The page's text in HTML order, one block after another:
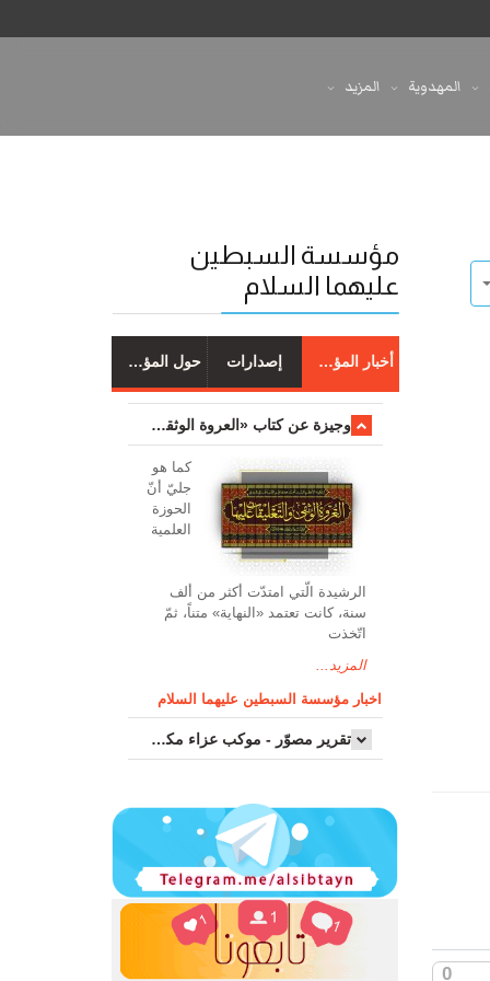
المهدوية المزيد
0
مؤسسة السبطين
عليهما السلام
أخبار المؤسسة إصدارات حول المؤسسة
وجیزة عن کتاب «العروة الوثقی والتعلیقات علیها»
کما هو
جليّ أنّ
الحوزة
العلمیة
الرشیدة الّتي امتدّت أكثر من ألف
سنة، كانت تعتمد «النهاية» متناً، ثمّ
اتّخذت
المزيد...
اخبار مؤسسة السبطين عليهما السلام
تقرير مصوّر - موكب عزاء مکتب سماحة اية الله السيد مرتضى الموسوي الاصفهاني في يوم إستشهاد السيدة فاطم...